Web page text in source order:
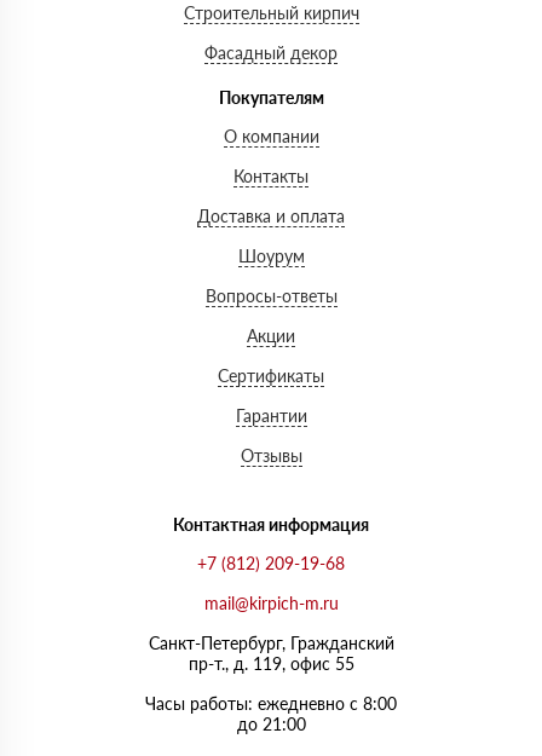
Строительный кирпич
Фасадный декор
Покупателям
О компании
Контакты
Доставка и оплата
Шоурум
Вопросы-ответы
Акции
Сертификаты
Гарантии
Отзывы
Контактная информация
+7 (812) 209-19-68
mail@kirpich-m.ru
Санкт-Петербург, Граждaнский
пр-т., д. 119, офис 55
Часы работы: ежедневно с 8:00
до 21:00